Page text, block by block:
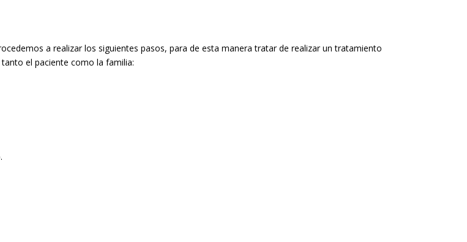
a realizar los siguientes pasos, para de esta manera tratar de realizar un tratamiento
el paciente como la familia: